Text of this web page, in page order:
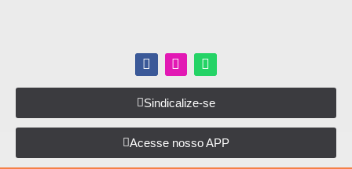
Sindicalize-se
Acesse nosso APP